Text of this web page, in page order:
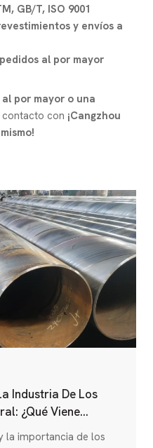
GB/T, ISO 9001
y envíos a
al por mayor
por mayor o una
contacto con ¡Cangzhou
Industria De Los
¿Qué Viene
la importancia de los